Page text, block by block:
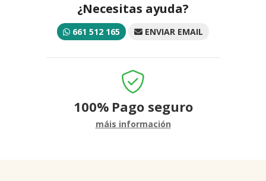
¿Necesitas ayuda?
661 512 165 ENVIAR EMAIL
100% Pago seguro
máis información